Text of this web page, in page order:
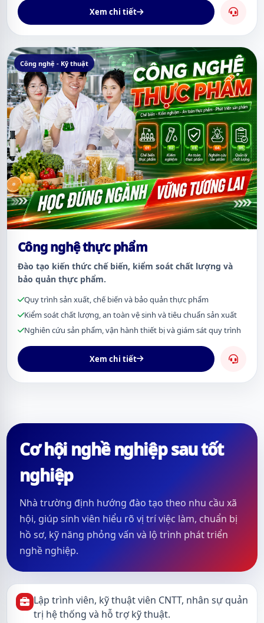
Xem chi tiết
Công nghệ - Kỹ thuật
Công nghệ thực phẩm
Đào tạo kiến thức chế biến, kiểm soát chất lượng và
bảo quản thực phẩm.
Quy trình sản xuất, chế biến và bảo quản thực phẩm
Kiểm soát chất lượng, an toàn vệ sinh và tiêu chuẩn sản xuất
Nghiên cứu sản phẩm, vận hành thiết bị và giám sát quy trình
Xem chi tiết
Cơ hội nghề nghiệp sau tốt
nghiệp
Nhà trường định hướng đào tạo theo nhu cầu xã
hội, giúp sinh viên hiểu rõ vị trí việc làm, chuẩn bị
hồ sơ, kỹ năng phỏng vấn và lộ trình phát triển
nghề nghiệp.
Lập trình viên, kỹ thuật viên CNTT, nhân sự quản
trị hệ thống và hỗ trợ kỹ thuật.